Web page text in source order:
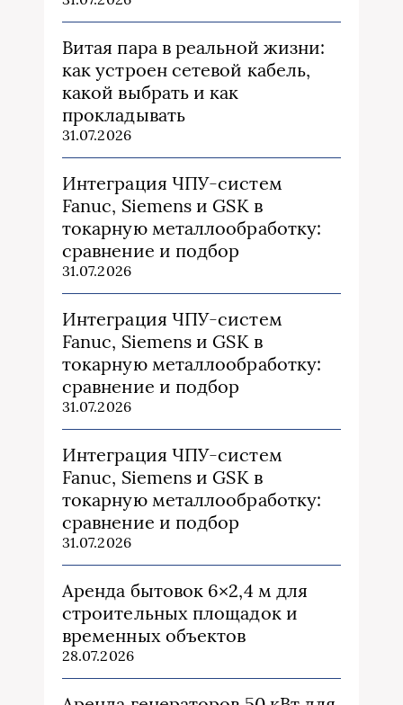
Витая пара в реальной жизни:
как устроен сетевой кабель,
какой выбрать и как
прокладывать
31.07.2026
Интеграция ЧПУ-систем
Fanuc, Siemens и GSK в
токарную металлообработку:
сравнение и подбор
31.07.2026
Интеграция ЧПУ-систем
Fanuc, Siemens и GSK в
токарную металлообработку:
сравнение и подбор
31.07.2026
Интеграция ЧПУ-систем
Fanuc, Siemens и GSK в
токарную металлообработку:
сравнение и подбор
31.07.2026
Аренда бытовок 6×2,4 м для
строительных площадок и
временных объектов
28.07.2026